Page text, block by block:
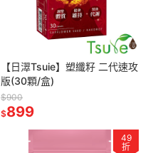
【日濢Tsuie】塑纖籽 二代速攻
版(30顆/盒)
$900
$899
49
折